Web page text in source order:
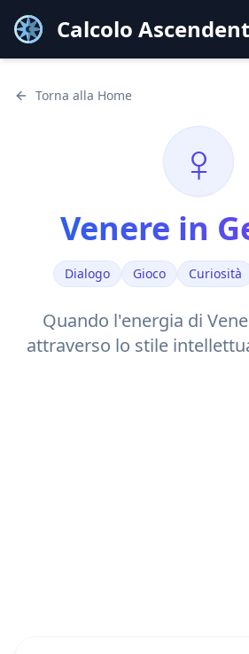
Calcolo
Torna alla Home
♀
Venere in
Dialogo Gioco Curiosità
Quando l'energia di
attraverso lo stile